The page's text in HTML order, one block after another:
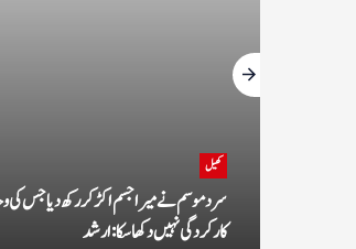
کھیل
سرد موسم نے میرا جسم اکڑ کر رکھ دیا جس کی
کارکردگی نہیں دکھا سکا: ارشد